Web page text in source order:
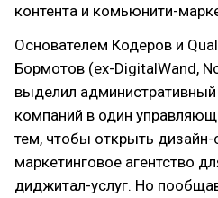
контента и комьюнити-
Основателем Кодеров и
Бормотов (ex-DigitalWand,
выделил административный
компаний в один
тем, чтобы открыть
маркетинговое агентство
диджитал-услуг. Но